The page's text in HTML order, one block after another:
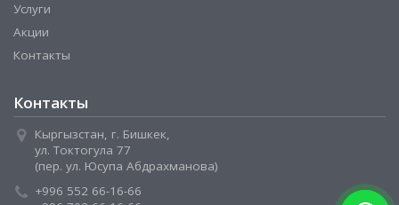
Услуги
Акции
Контакты
Контакты
Кыргызстан, г. Бишкек,
ул. Токтогула 77
(пер. ул. Юсупа Абдрахманова)
+996 552 66-16-66